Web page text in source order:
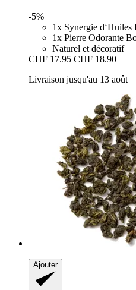
-5%
1x Synergie
1x Pierre Odorante
Naturel et décoratif
CHF 17.95 CHF 18.90
Livraison jusqu'au 13 août
Ajouter